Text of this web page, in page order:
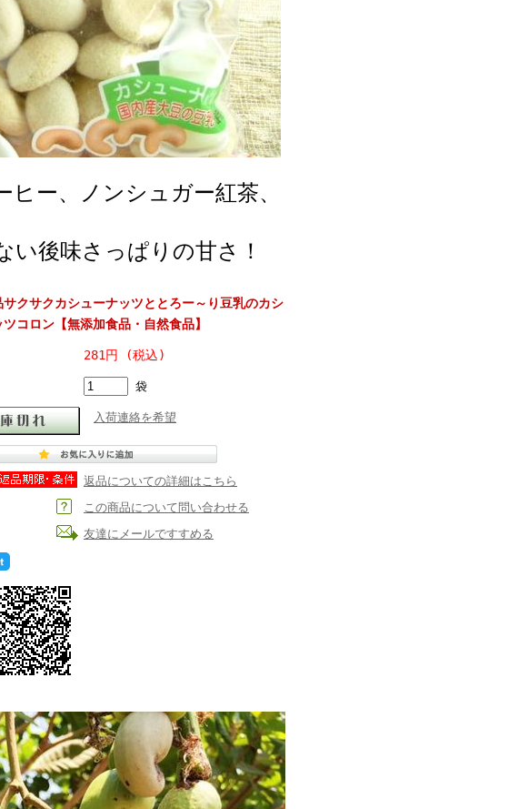
ー、ノンシュガー紅茶、
後味さっぱりの甘さ！
サクサクカシューナッツととろー～り豆乳のカシ
ツコロン【無添加食品・自然食品】
281円 (税込)
袋
入荷連絡を希望
返品についての詳細はこちら
この商品について問い合わせる
友達にメールですすめる